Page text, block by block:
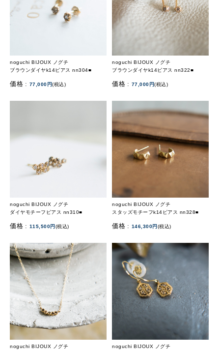
noguchi BIJOUX ノグチ
ブラウンダイヤk14ピアス nn304■
価格 : 77,000円(税込)
noguchi BIJOUX ノグチ
ブラウンダイヤk14ピアス nn322■
価格 : 77,000円(税込)
noguchi BIJOUX ノグチ
ダイヤモチーフピアス nn310■
価格 : 115,500円(税込)
noguchi BIJOUX ノグチ
スタッズモチーフk14ピアス nn328■
価格 : 146,300円(税込)
noguchi BIJOUX ノグチ
noguchi BIJOUX ノグチ